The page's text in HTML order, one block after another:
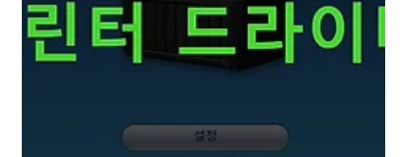
다. 예를 들어 http://vo.la/2720drv 를 입력하면 캐논 MB2720 드라이..